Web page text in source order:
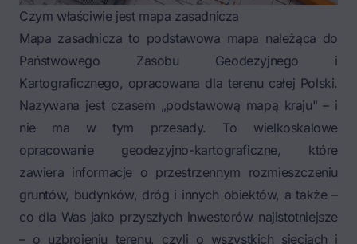
Czym właściwie jest mapa zasadnicza
Mapa zasadnicza to podstawowa mapa należąca do
Państwowego Zasobu Geodezyjnego i
Kartograficznego, opracowana dla terenu całej Polski.
Nazywana jest czasem „podstawową mapą kraju" – i
nie ma w tym przesady. To wielkoskalowe
opracowanie geodezyjno-kartograficzne, które
zawiera informacje o przestrzennym rozmieszczeniu
gruntów, budynków, dróg i innych obiektów, a także –
co dla Was jako przyszłych inwestorów najistotniejsze
– o uzbrojeniu terenu, czyli o wszystkich sieciach i